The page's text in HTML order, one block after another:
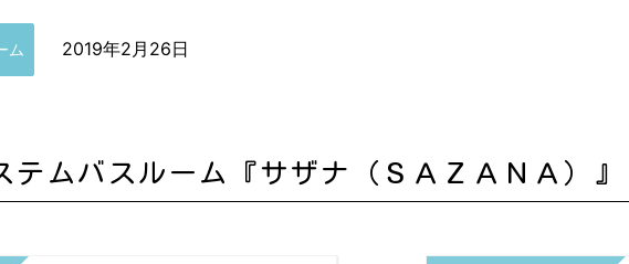
ム 2019年2月26日
テムバスルーム『サザナ（ＳＡＺＡＮＡ）』